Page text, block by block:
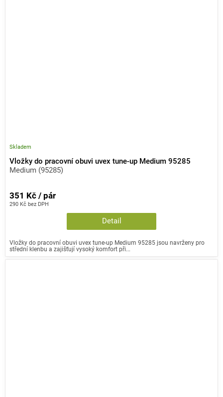
Vložky do pracovní obuvi uvex tune-up Medium 95285
Medium (95285)
Skladem
290 Kč bez DPH
351 Kč / pár
Detail
Vložky do pracovní obuvi uvex tune-up Medium 95285 jsou navrženy pro
střední klenbu a zajišťují vysoký komfort při...